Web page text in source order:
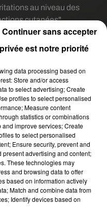
au niveau des
cutanées".
fait que "si lechienou
se léchant, il aura une
humain car ils ne
l'alcool".
chienou de son
avec de
"geste d'hygiène
avoir tout le
efficace!".
de "respecter la
de se laver les
on a joué avec lui
léchage des
est notre priorité
data processing based on
Store and/or access
to select advertising; Create
profiles to select personalised
Measure content
statistics or combinations
improve services; Create
to select personalised
Ensure security, prevent and
present advertising and content;
These technologies may
and browsing data to offer
based on information actively
Match and combine data from
Identify devices based on
Continuer sans accepter